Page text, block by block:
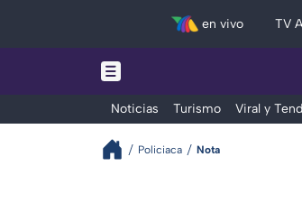
en vivo TV
Noticias Turismo Viral y
Policiaca Nota